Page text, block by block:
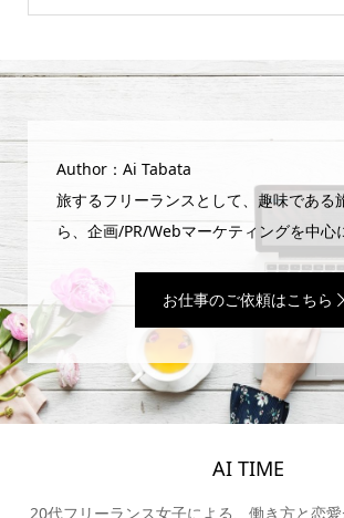
Author：Ai Tabata
旅するフリーランスとして、趣味である
ら、企画/PR/Webマーケティングを中心
お仕事のご依頼はこちら
AI TIME
20代フリーランス女子による、働き方と恋